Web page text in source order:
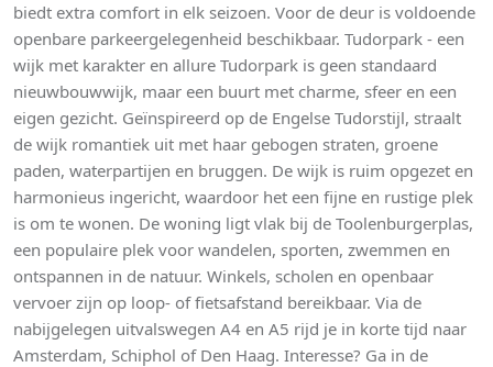
biedt extra comfort in elk seizoen. Voor de deur is voldoende
openbare parkeergelegenheid beschikbaar. Tudorpark - een
wijk met karakter en allure Tudorpark is geen standaard
nieuwbouwwijk, maar een buurt met charme, sfeer en een
eigen gezicht. Geïnspireerd op de Engelse Tudorstijl, straalt
de wijk romantiek uit met haar gebogen straten, groene
paden, waterpartijen en bruggen. De wijk is ruim opgezet en
harmonieus ingericht, waardoor het een fijne en rustige plek
is om te wonen. De woning ligt vlak bij de Toolenburgerplas,
een populaire plek voor wandelen, sporten, zwemmen en
ontspannen in de natuur. Winkels, scholen en openbaar
vervoer zijn op loop- of fietsafstand bereikbaar. Via de
nabijgelegen uitvalswegen A4 en A5 rijd je in korte tijd naar
Amsterdam, Schiphol of Den Haag. Interesse? Ga in de